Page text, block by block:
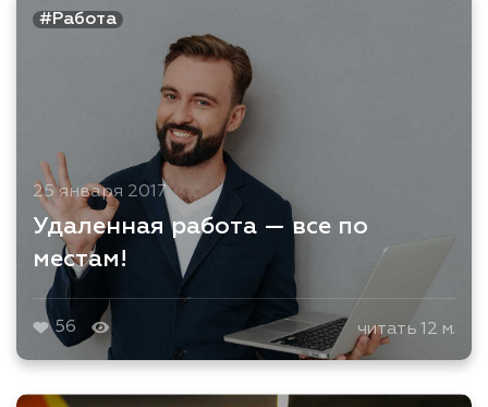
#Работа
25 января 2017
Удаленная работа — все по
местам!
56 читать 12 м.